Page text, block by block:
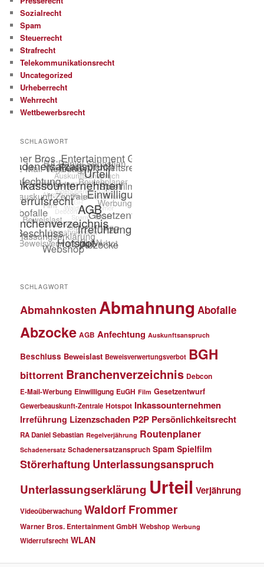
Sozialrecht
Spam
Steuerrecht
Strafrecht
Telekommunikationsrecht
Uncategorized
Urheberrecht
Wehrrecht
Wettbewerbsrecht
SCHLAGWORT
SCHLAGWORT
Abmahnkosten Abmahnung Abofalle
Abzocke AGB Anfechtung Auskunftsanspruch
Beschluss Beweislast Beweisverwertungsverbot BGH
bittorrent Branchenverzeichnis Debcon
E-Mail-Werbung Einwilligung EuGH Film Gesetzentwurf
Gewerbeauskunft-Zentrale Hotspot Inkassounternehmen
Irreführung Lizenzschaden P2P Persönlichkeitsrecht
RA Daniel Sebastian Regelverjährung Routenplaner
Schadenersatz Schadenersatzanspruch Spam Spielfilm
Störerhaftung Unterlassungsanspruch
Unterlassungserklärung Urteil Verjährung
Videoüberwachung Waldorf Frommer
Warner Bros. Entertainment GmbH Webshop Werbung
Widerrufsrecht WLAN